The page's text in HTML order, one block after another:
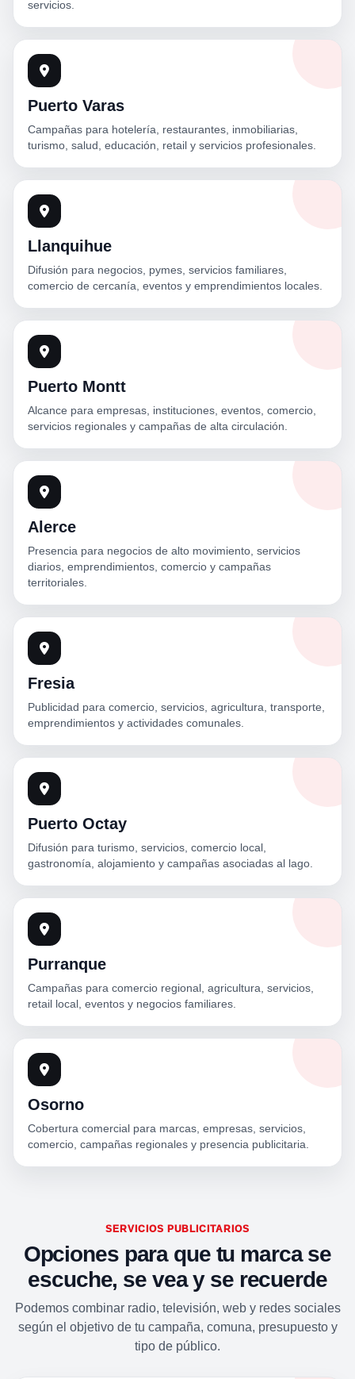
servicios.
Puerto Varas
Campañas para hotelería, restaurantes, inmobiliarias,
turismo, salud, educación, retail y servicios profesionales.
Llanquihue
Difusión para negocios, pymes, servicios familiares,
comercio de cercanía, eventos y emprendimientos locales.
Puerto Montt
Alcance para empresas, instituciones, eventos, comercio,
servicios regionales y campañas de alta circulación.
Alerce
Presencia para negocios de alto movimiento, servicios
diarios, emprendimientos, comercio y campañas
territoriales.
Fresia
Publicidad para comercio, servicios, agricultura, transporte,
emprendimientos y actividades comunales.
Puerto Octay
Difusión para turismo, servicios, comercio local,
gastronomía, alojamiento y campañas asociadas al lago.
Purranque
Campañas para comercio regional, agricultura, servicios,
retail local, eventos y negocios familiares.
Osorno
Cobertura comercial para marcas, empresas, servicios,
comercio, campañas regionales y presencia publicitaria.
SERVICIOS PUBLICITARIOS
Opciones para que tu marca se
escuche, se vea y se recuerde
Podemos combinar radio, televisión, web y redes sociales
según el objetivo de tu campaña, comuna, presupuesto y
tipo de público.